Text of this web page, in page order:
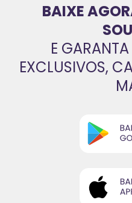
BAIXE
E
EXCLUSIVOS,